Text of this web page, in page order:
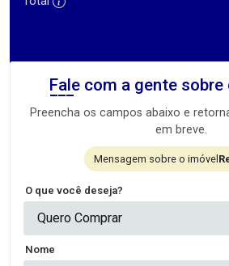
Fale com a gente
Preencha os campos abaixo e
em breve.
Mensagem sobre o imóvel
O que você deseja?
Quero Comprar
Nome